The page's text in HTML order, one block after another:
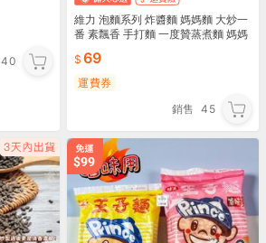
40
維力 泡麵系列 炸醬麵 媽媽麵 大炒一
番 素飄香 手打麵 一度贊蒸煮麵 媽媽
69
運費券
銷售 45